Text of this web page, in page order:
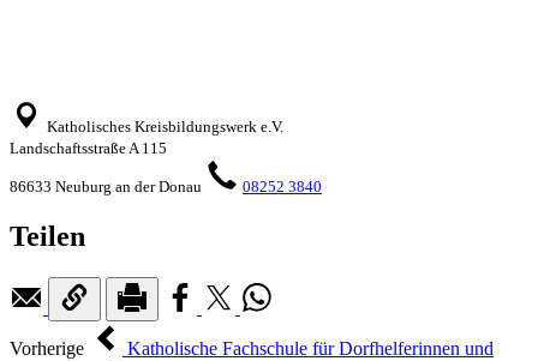
Katholisches Kreisbildungswerk e.V.
Landschaftsstraße A 115
86633 Neuburg an der Donau 08252 3840
Teilen
Vorherige
Katholische Fachschule für Dorfhelferinnen und